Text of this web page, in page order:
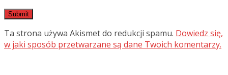
Ta strona używa Akismet do redukcji spamu. Dowiedz się,
w jaki sposób przetwarzane są dane Twoich komentarzy.